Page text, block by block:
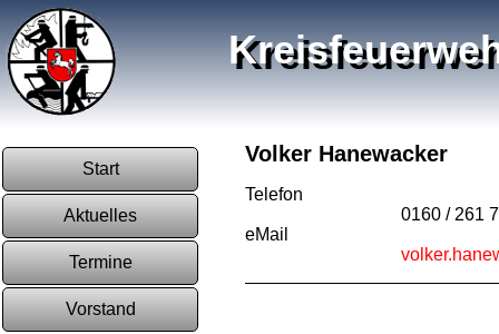
Start
Aktuelles
Termine
Vorstand
Volker Hanewacker
Telefon
0160 / 261
eMail